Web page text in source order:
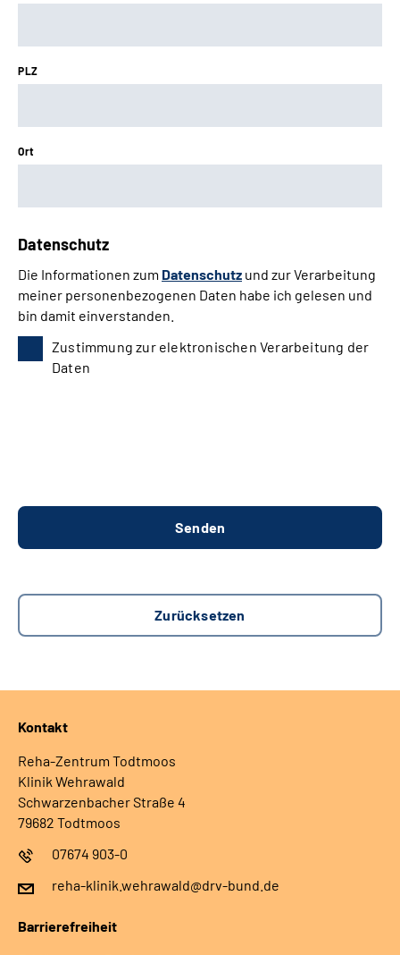
PLZ
Ort
Datenschutz
Die Informationen zum Datenschutz und zur Verarbeitung
meiner personenbezogenen Daten habe ich gelesen und
bin damit einverstanden.
Zustimmung zur elektronischen Verarbeitung der
Daten
Kontakt
Reha-Zentrum Todtmoos
Klinik Wehrawald
Schwarzenbacher Straße 4
79682 Todtmoos
07674 903-0
reha-klinik.wehrawald@drv-bund.de
Barrierefreiheit